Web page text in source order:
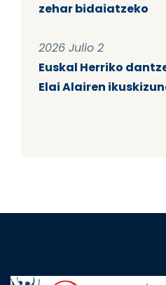
zehar bidaiatzeko
2026 Julio 2
Euskal Herriko
Elai Alairen